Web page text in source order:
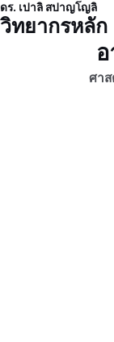
ดร. เปาลิ สปาญโญลิ
วิทยากรหลัก
ศาส